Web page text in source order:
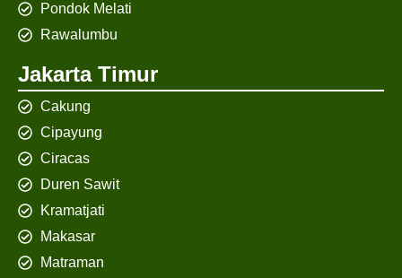
Pondok Melati
Rawalumbu
Jakarta Timur
Cakung
Cipayung
Ciracas
Duren Sawit
Kramatjati
Makasar
Matraman